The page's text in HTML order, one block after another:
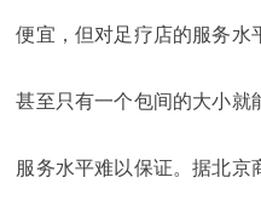
便宜，但对足疗店的服务水
甚至只有一个包间的大小就
服务水平难以保证。据北京